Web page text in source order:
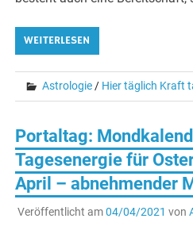
WEITERLESEN
Astrologie / Hier täglich Kraft
Portaltag:
Tagesenergie für
April – abnehmender
Veröffentlicht am04/04/2021 von